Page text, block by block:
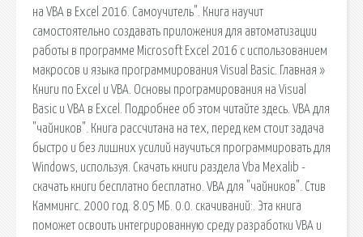
на VBA в Excel 2016. Самоучитель". Книга научит
самостоятельно создавать приложения для автоматизации
работы в программе Microsoft Excel 2016 с использованием
макросов и языка программирования Visual Basic. Главная »
Книги по Excel и VBA. Основы програмирования на Visual
Basic и VBA в Excel. Подробнее об этом читайте здесь. VBA для
"чайников". Книга рассчитана на тех, перед кем стоит задача
быстро и без лишних усилий научиться программировать для
Windows, используя. Скачать книги раздела Vba Mexalib -
скачать книги бесплатно бесплатно. VBA для "чайников". Стив
Каммингс. 2000 год. 8.05 МБ. 0.0. скачиваний:. Эта книга
поможет освоить интегрированную среду разработки VBA и